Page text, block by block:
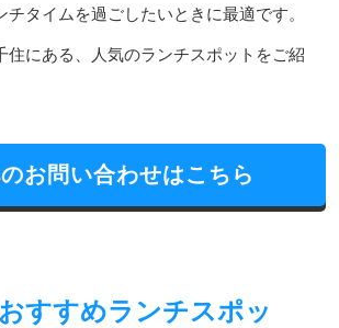
チタイムを過ごしたいときに最適です。
住にある、人気のランチスポットをご紹
お問い合わせはこちら
すすめランチスポッ